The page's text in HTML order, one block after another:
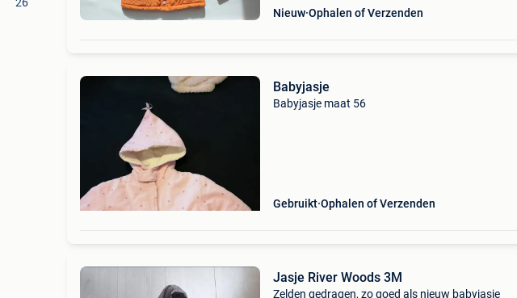
Nieuw Ophalen of Verzenden
Babyjasje
Babyjasje maat 56
Gebruikt Ophalen of Verzenden
Jasje River Woods 3M
Zelden gedragen, zo goed als nieuw babyjasje